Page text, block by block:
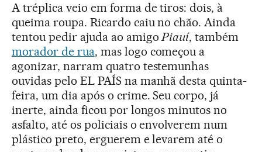
A tréplica veio em forma de tiros: dois, à
queima roupa. Ricardo caiu no chão. Ainda
tentou pedir ajuda ao amigoPiauí, também
morador de rua, mas logo começou a
agonizar, narram quatro testemunhas
ouvidas pelo EL PAÍS na manhã desta quinta-
feira, um dia após o crime. Seu corpo, já
inerte, ainda ficou por longos minutos no
asfalto, até os policiais o envolverem num
plástico preto, erguerem e levarem até o